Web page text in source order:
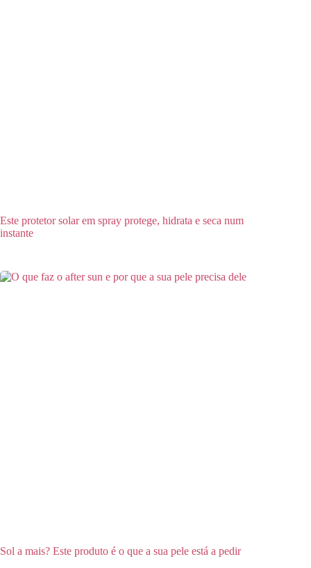
Este protetor solar em spray protege, hidrata e seca num
instante
Sol a mais? Este produto é o que a sua pele está a pedir